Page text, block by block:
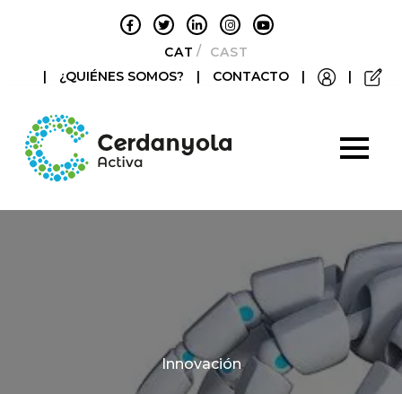
CATALÀCASTELLANO
|
¿QUIÉNES SOMOS? | CONTACTO | |
Categories
Innovación